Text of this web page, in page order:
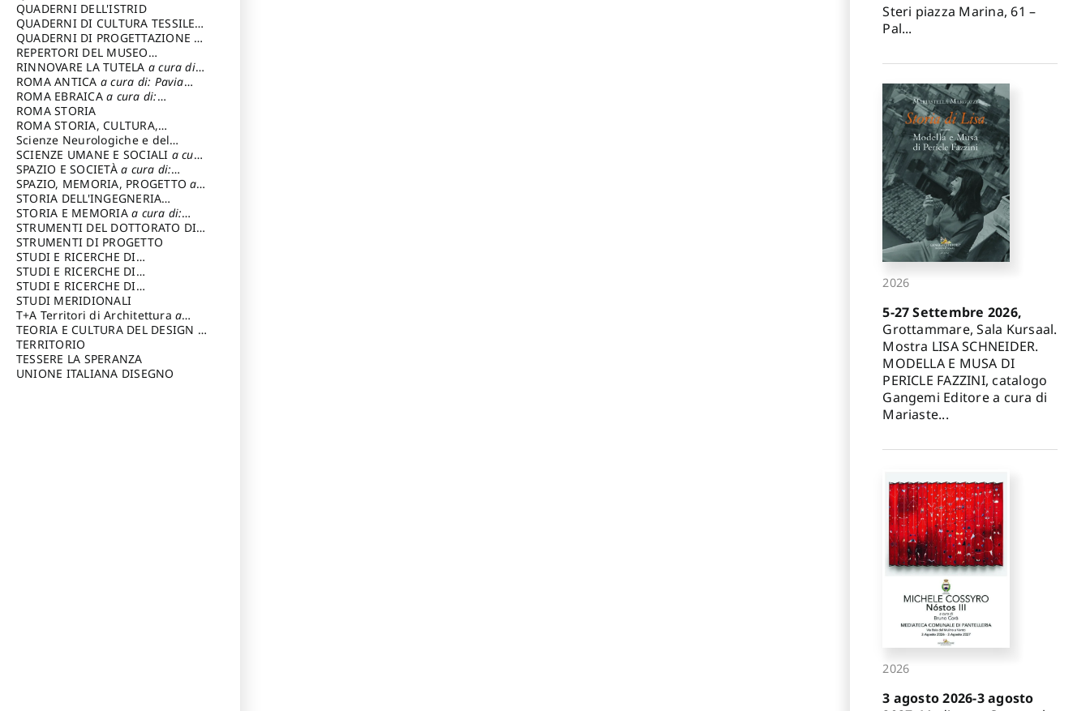
centrale per il restauro e la
conservazione del patrimonio
archivistico e librario
QUADERNI DELL'ISTRID
QUADERNI DI CULTURA TESSILEa
cura di: Crispolti Livia
QUADERNI DI PROGETTAZIONE a
cura di: Giura Longo Tommaso
REPERTORI DEL MUSEO
CENTRALE DEL RISORGIMENTOa
cura di: Pizzo Marco
RINNOVARE LA TUTELA a cura di:
Cicalò Enrico
ROMA ANTICA a cura di: Pavia
Carlo
ROMA EBRAICAa cura di:
Procaccia Claudio
ROMA STORIA
ROMA STORIA, CULTURA,
IMMAGINEa cura di: Fagiolo
Marcello
Scienze Neurologiche e del
Comportamento
SCIENZE UMANE E SOCIALI a cura
di: Iannizzi Salvatore
SPAZIO E SOCIETÀa cura di:
Cassetti Roberto
SPAZIO, MEMORIA, PROGETTOa
cura di: Rossi Massimo
STORIA DELL'INGEGNERIA
STRUTTURALE IN ITALIAa cura di:
Poretti Sergio
STORIA E MEMORIAa cura di:
Rossi Lauro
STRUMENTI DEL DOTTORATO DI
RICERCA IN RILIEVO E
RAPPRESENTAZIONE
DELL’ARCHITETTURA E
DELL’AMBIENTEa cura di: Migliari
Riccardo
STRUMENTI DI PROGETTO
STUDI E RICERCHE DI
ARCHEOLOGIA IN SICILIA
di: Pelagatti Paola
STUDI E RICERCHE DI
ARCHITETTURA del Dipartimento
di Architettura Università degli
Studi G. d' Annunzio
STUDI E RICERCHE DI
ARCHITETTURA del Dipartimento
di Architettura Università degli
Studi G. d' Annunzio, Chieti-
Pescaraa cura di: Fusero Paolo
STUDI MERIDIONALI
T+A Territori di Architetturaa
cura di: Ramazzotti Luigi
TEORIA E CULTURA DEL DESIGN a
cura di: Furlanis Giuseppe
TERRITORIO
TESSERE LA SPERANZA
UNIONE ITALIANA DISEGNO
Steri piazza Marina, 61 –
Pal...
2026
5-27 Settembre 2026,
Grottammare, Sala Kursaal.
Mostra LISA SCHNEIDER.
MODELLA E MUSA DI
PERICLE FAZZINI, catalogo
Gangemi Editore a cura di
Mariaste...
2026
3 agosto 2026-3 agosto